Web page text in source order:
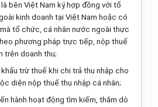
bên Việt Nam ký hợp đồng với tổ
kinh doanh tại Việt Nam hoặc có
tổ chức, cá nhân nước ngoài thực
phương pháp trực tiếp, nộp thuế
trên doanh thu;
trừ thuế khi chi trả thu nhập cho
diện nộp thuế thu nhập cá nhân;
hành hoạt động tìm kiếm, thăm dò